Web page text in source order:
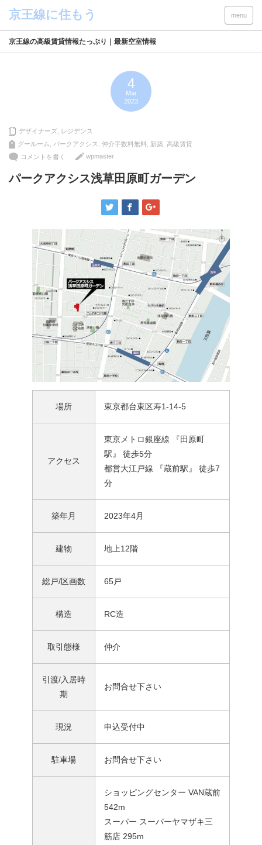
menu
京王線の高級賃貸情報たっぷり｜最新空室情報
4
Mar
2023
デザイナーズ レジデンス
グールーム
パークアクシス 仲介手数料無料 新築 高級賃貸
コメントを書く
wpmaster
パークアクシス浅草田原町ガーデン
場所 東京都台東区寿1-14-5
アクセス
東京メトロ銀座線 『田原町
駅』 徒歩5分
都営大江戸線 『蔵前駅』 徒歩7
分
築年月 2023年4月
建物 地上12階
総戸/区画数 65戸
構造 RC造
取引態様 仲介
引渡/入居時
期
お問合せ下さい
現況 申込受付中
駐車場 お問合せ下さい
ショッピングセンター VAN蔵前
542m
スーパー スーパーヤマザキ三
筋店 295m